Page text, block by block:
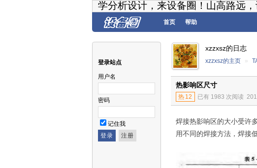
学分析设计，来设备圈！山高路远，
首页 帮助
登录站点
用户名
密码
记住我
xzzxsz的日志
xzzxsz的主页 »
热影响区尺寸
热 12 已有 1983 次阅读
焊接热影响区的大小受许
用不同的焊接方法，焊接